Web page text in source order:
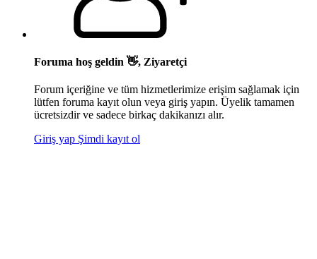
Foruma hoş geldin 👋, Ziyaretçi
Forum içeriğine ve tüm hizmetlerimize erişim sağlamak için
lütfen foruma kayıt olun veya giriş yapın. Üyelik tamamen
ücretsizdir ve sadece birkaç dakikanızı alır.
Giriş yap Şimdi kayıt ol